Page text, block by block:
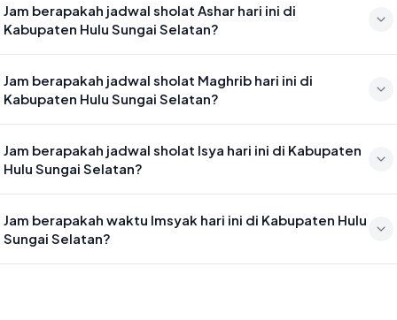
pada 12:28
Jam berapakah jadwal sholat Ashar hari ini di
Kabupaten Hulu Sungai Selatan?
pada 15:50
Jam berapakah jadwal sholat Maghrib hari ini di
Kabupaten Hulu Sungai Selatan?
pada 18:28
Jam berapakah jadwal sholat Isya hari ini di Kabupaten
Hulu Sungai Selatan?
pada 19:39
Jam berapakah waktu Imsyak hari ini di Kabupaten Hulu
Sungai Selatan?